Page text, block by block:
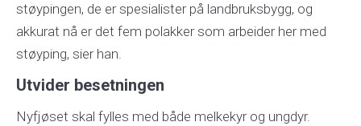
støypingen, de er spesialister på landbruksbygg, og
akkurat nå er det fem polakker som arbeider her med
støyping, sier han.
Utvider besetningen
Nyfjøset skal fylles med både melkekyr og ungdyr.